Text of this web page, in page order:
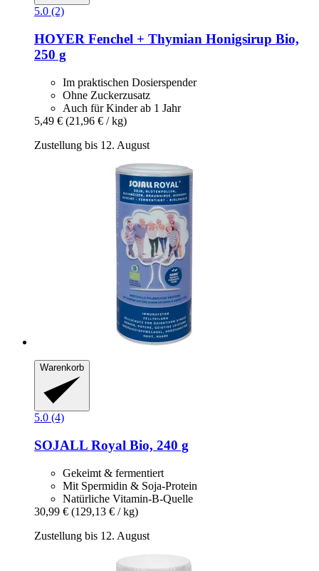
5.0 (2)
HOYER Fenchel + Thymian Honigsirup Bio,
250 g
Im praktischen Dosierspender
Ohne Zuckerzusatz
Auch für Kinder ab 1 Jahr
5,49 € (21,96 € / kg)
Zustellung bis 12. August
Warenkorb
5.0 (4)
SOJALL Royal Bio, 240 g
Gekeimt & fermentiert
Mit Spermidin & Soja-Protein
Natürliche Vitamin-B-Quelle
30,99 € (129,13 € / kg)
Zustellung bis 12. August